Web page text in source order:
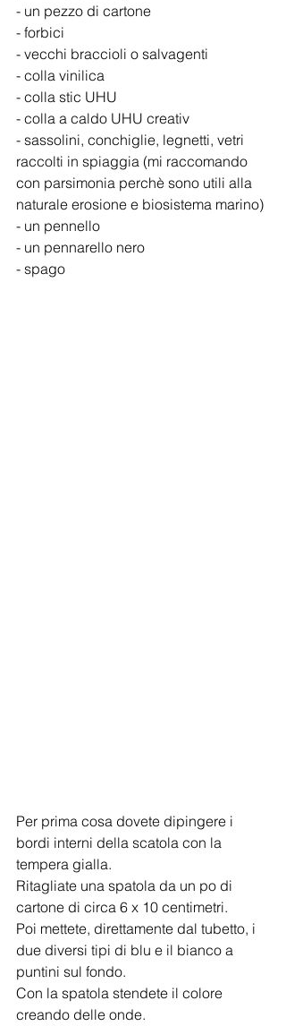
- un pezzo di cartone
- forbici
- vecchi braccioli o salvagenti
- colla vinilica
- colla stic UHU
- colla a caldo UHU creativ
- sassolini, conchiglie, legnetti, vetri
raccolti in spiaggia (mi raccomando
con parsimonia perchè sono utili alla
naturale erosione e biosistema marino)
- un pennello
- un pennarello nero
- spago
Per prima cosa dovete dipingere i
bordi interni della scatola con la
tempera gialla.
Ritagliate una spatola da un po di
cartone di circa 6 x 10 centimetri.
Poi mettete, direttamente dal tubetto, i
due diversi tipi di blu e il bianco a
puntini sul fondo.
Con la spatola stendete il colore
creando delle onde.